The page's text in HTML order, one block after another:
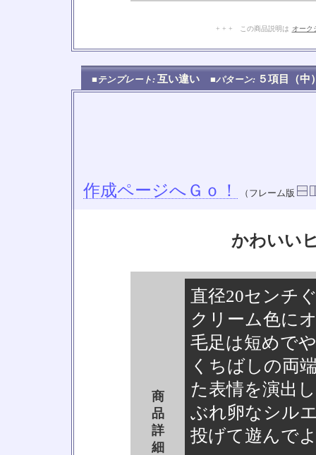
+ + + この商品説明は オーク
■テンプレート: 互い違い ■パターン: ５項目（
作成ページへＧｏ！ （フレーム版
かわいい
商
品
詳
細
直径20センチ
クリーム色に
毛足は短めで
くちばしの両
た表情を演出
ぶれ卵なシル
投げて遊んで